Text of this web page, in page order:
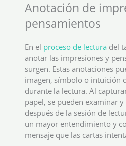
Anotación de
pensamientos
En el proceso de lectura del
anotar las impresiones y
surgen. Estas anotaciones
imagen, símbolo o intuición
durante la lectura. Al
papel, se pueden examinar
después de la sesión de
un mayor entendimiento y
mensaje que las cartas